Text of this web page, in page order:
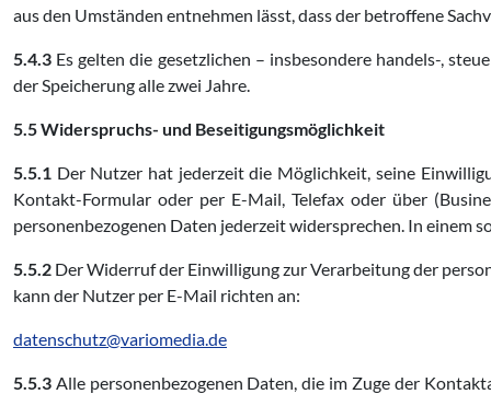
aus den Umständen entnehmen lässt, dass der betroffene
5.4.3 Es gelten die gesetzlichen – insbesondere handels-,
der Speicherung alle zwei Jahre.
5.5 Widerspruchs- und Beseitigungsmöglichkeit
5.5.1 Der Nutzer hat jederzeit die Möglichkeit, seine
Kontakt-Formular oder per E-Mail, Telefax oder über
personenbezogenen Daten jederzeit widersprechen. In einem
5.5.2 Der Widerruf der Einwilligung zur Verarbeitung der
kann der Nutzer per E-Mail richten an:
datenschutz@variomedia.de
5.5.3 Alle personenbezogenen Daten, die im Zuge der